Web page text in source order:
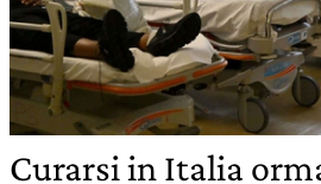
Curarsi in Italia